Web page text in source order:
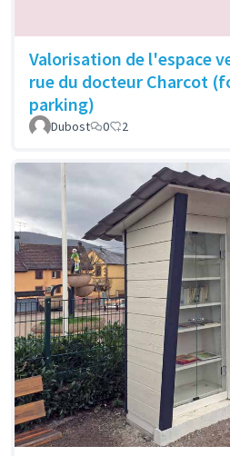
Valorisation de l'espace
rue du docteur Charcot
parking)
Dubost 0 2